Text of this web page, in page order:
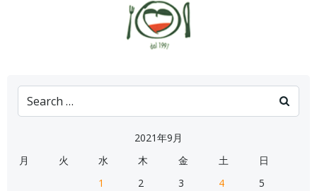
Search
for:
2021年9月
月
火 水 木 金 土
日
1
2 3 4
5